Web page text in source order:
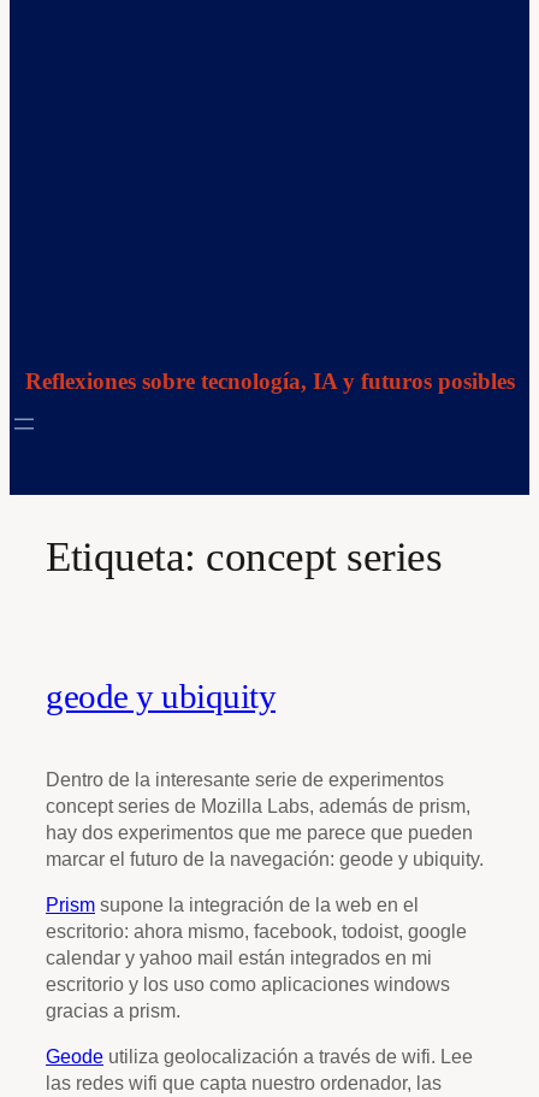
Reflexiones sobre tecnología, IA y futuros posibles
Etiqueta: concept series
geode y ubiquity
Dentro de la interesante serie de experimentos
concept series de Mozilla Labs, además de prism,
hay dos experimentos que me parece que pueden
marcar el futuro de la navegación: geode y ubiquity.
Prism supone la integración de la web en el
escritorio: ahora mismo, facebook, todoist, google
calendar y yahoo mail están integrados en mi
escritorio y los uso como aplicaciones windows
gracias a prism.
Geode utiliza geolocalización a través de wifi. Lee
las redes wifi que capta nuestro ordenador, las